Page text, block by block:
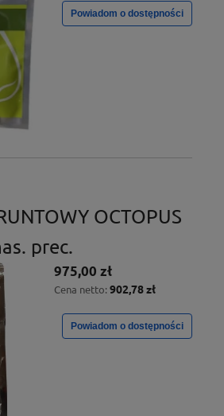
Powiadom o dostępności
OCTOPUS
prec.
975,00 zł
Cena netto: 902,78 zł
Powiadom o dostępności